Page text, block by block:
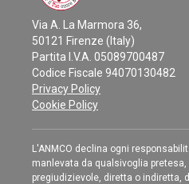
Via A. La Marmora 36,
50121 Firenze (Italy)
Partita I.V.A. 05089700487
Codice Fiscale 94070130482
Privacy Policy
Cookie Policy
L'ANMCO declina ogni
manlevata da qualsivoglia
pregiudizievole, diretta o indiretta,